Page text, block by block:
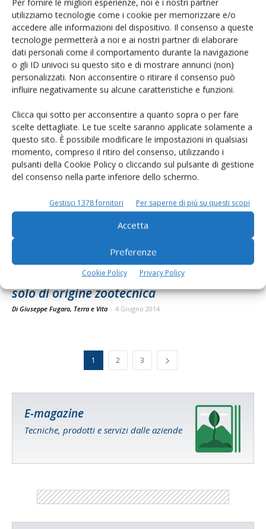
Per fornire le migliori esperienze, noi e i nostri partner
utilizziamo tecnologie come i cookie per memorizzare e/o
accedere alle informazioni del dispositivo. Il consenso a queste
tecnologie permetterà a noi e ai nostri partner di elaborare
dati personali come il comportamento durante la navigazione
o gli ID univoci su questo sito e di mostrare annunci (non)
personalizzati. Non acconsentire o ritirare il consenso può
influire negativamente su alcune caratteristiche e funzioni.
Clicca qui sotto per acconsentire a quanto sopra o per fare
scelte dettagliate. Le tue scelte saranno applicate solamente a
questo sito. È possibile modificare le impostazioni in qualsiasi
momento, compreso il ritiro del consenso, utilizzando i
pulsanti della Cookie Policy o cliccando sul pulsante di gestione
del consenso nella parte inferiore dello schermo.
Gestisci 1378 fornitori Per saperne di più su questi scopi
Accetta
Preferenze
Cookie Policy Privacy Policy
Carne infetta, sequestri in 11 regioni
Di Terra e Vita- 11 Giugno 2014
Contrordine nitrati, l’inquinamento non è
solo di origine zootecnica
Di Giuseppe Fugaro, Terra e Vita - 4 Giugno 2014
1 2 3
E-magazine
Tecniche, prodotti e servizi dalle aziende